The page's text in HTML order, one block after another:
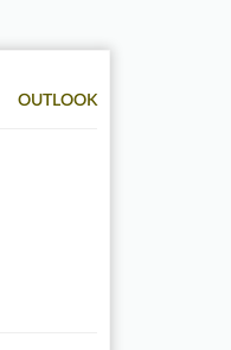
OUTLOOK